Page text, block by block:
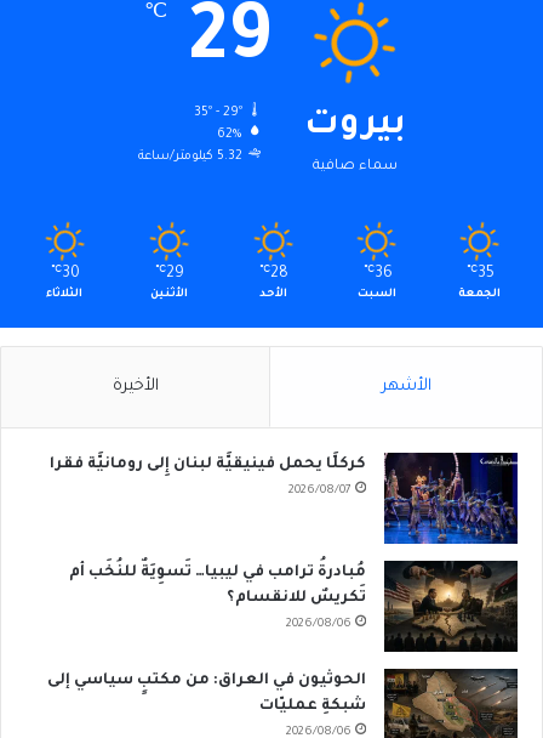
بيروت
سماء صافية
29
℃
35º - 29º
62%
5.32 كيلومتر/ساعة
35
℃
الجمعة
36
℃
السبت
28
℃
الأحد
29
℃
الأثنين
30
℃
الثلاثاء
الأشهر الأخيرة
كركلَّا يحمل فينيقيَّة لبنان إِلى رومانيَّة فقرا
2026/08/07
مُبادرةُ ترامب في ليبيا… تَسوِيَةٌ للنُخَب أم
تَكريسٌ للانقسام؟
2026/08/06
الحوثيون في العراق: من مكتبٍ سياسي إلى
شبكةِ عمليّات
2026/08/06